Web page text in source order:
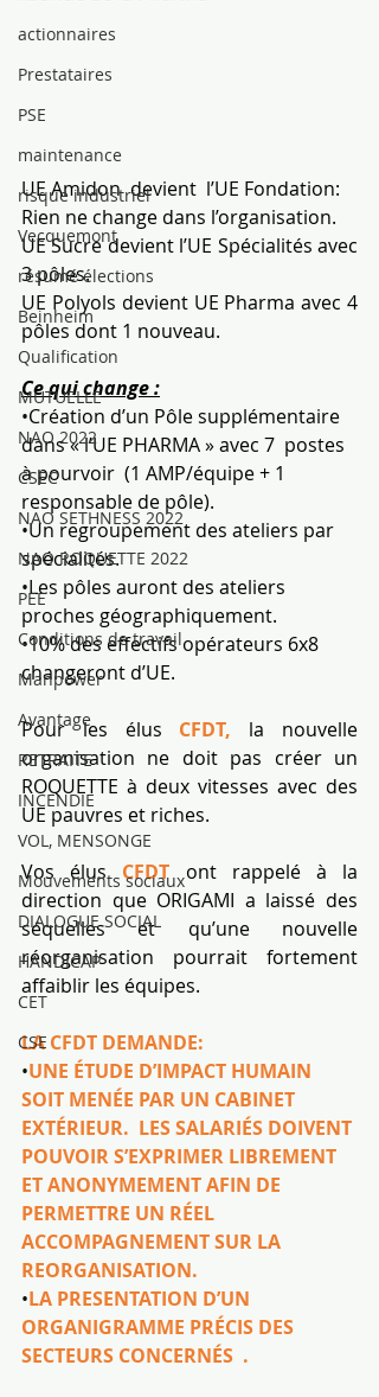
actionnaires
Prestataires
PSE
maintenance
risque industriel
Vecquemont
résumé élections
Beinheim
Qualification
MUTUELLE
NAO 2022
CSEC
NAO SETHNESS 2022
NAO ROQUETTE 2022
PEE
Conditions de travail
Manpower
Avantage
RETRAITE
INCENDIE
VOL, MENSONGE
Mouvements sociaux
DIALOGUE SOCIAL
HANDICAP
CET
CSE
UE Amidon  devient  l’UE Fondation:
Rien ne change dans l’organisation.
UE Sucre devient l’UE Spécialités avec
3 pôles.
UE Polyols devient UE Pharma avec 4
pôles dont 1 nouveau.
Ce qui change :
•Création d’un Pôle supplémentaire
dans « l’UE PHARMA » avec 7  postes
à pourvoir  (1 AMP/équipe + 1
responsable de pôle).
•Un regroupement des ateliers par
spécialités.
•Les pôles auront des ateliers
proches géographiquement.
•10% des effectifs opérateurs 6x8
changeront d’UE.
Pour les élus CFDT, la nouvelle
organisation ne doit pas créer un
ROQUETTE à deux vitesses avec des
UE pauvres et riches.
Vos élus CFDT ont rappelé à la
direction que ORIGAMI a laissé des
séquelles et qu’une nouvelle
réorganisation pourrait fortement
affaiblir les équipes.
LA CFDT DEMANDE:
•UNE ÉTUDE D’IMPACT HUMAIN
SOIT MENÉE PAR UN CABINET
EXTÉRIEUR.  LES SALARIÉS DOIVENT
POUVOIR S’EXPRIMER LIBREMENT
ET ANONYMEMENT AFIN DE
PERMETTRE UN RÉEL
ACCOMPAGNEMENT SUR LA
REORGANISATION.
•LA PRESENTATION D’UN
ORGANIGRAMME PRÉCIS DES
SECTEURS CONCERNÉS  .